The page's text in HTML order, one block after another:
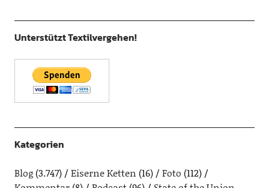
Unterstützt Textilvergehen!
Kategorien
Blog(3.747) Eiserne Ketten (16) Foto (112)